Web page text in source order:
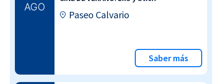
AGO
Paseo Calvario
Saber más